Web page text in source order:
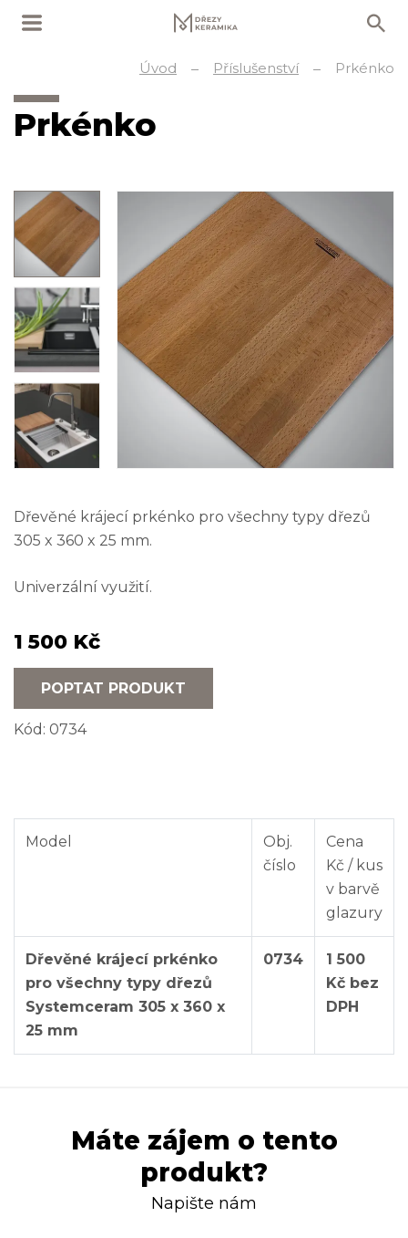
Úvod Příslušenství Prkénko
Prkénko
Dřevěné krájecí prkénko pro všechny typy dřezů
305 x 360 x 25 mm.
Univerzální využití.
1 500 Kč
POPTAT PRODUKT
Kód: 0734
Model
Obj.
číslo
Cena
Kč / kus
v barvě
glazury
Dřevěné krájecí prkénko
pro všechny typy dřezů
Systemceram 305 x 360 x
25 mm
0734
1 500
Kč bez
DPH
Máte zájem o tento
produkt?
Napište nám